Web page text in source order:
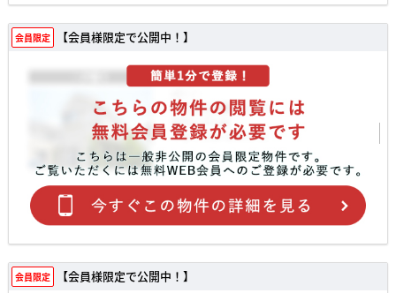
会員限定 【会員様限定で公開中！】
会員限定 【会員様限定で公開中！】